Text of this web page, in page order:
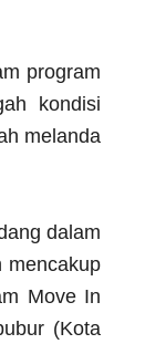
program
kondisi
melanda
dalam
mencakup
Move In
(Kota